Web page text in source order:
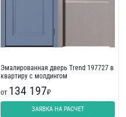
Эмалированная дверь Trend 197727 в
квартиру с молдингом
от 134 197₽
ЗАЯВКА НА РАСЧЕТ